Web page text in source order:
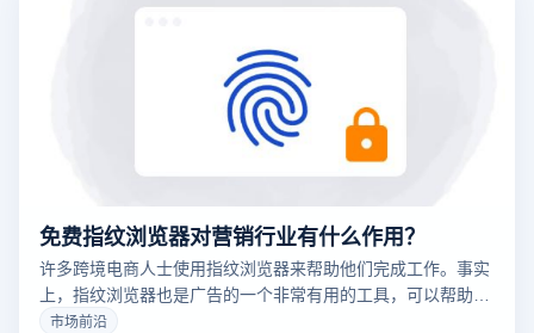
免费指纹浏览器对营销行业有什么作用？
许多跨境电商人士使用指纹浏览器来帮助他们完成工作。事实
上，指纹浏览器也是广告的一个非常有用的工具，可以帮助广
告营销人员解决许多问题。
市场前沿